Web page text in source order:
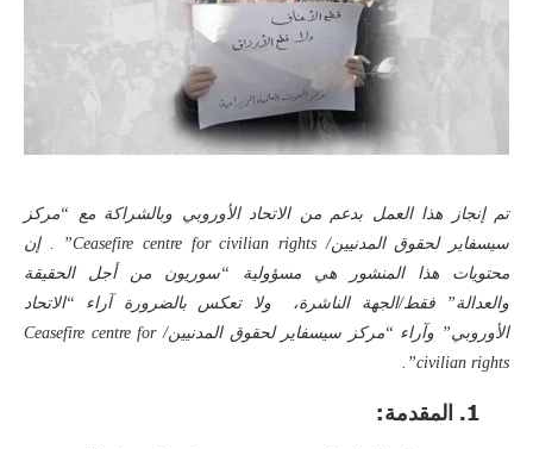
تم إنجاز هذا العمل بدعم من الاتحاد الأوروبي وبالشراكة مع “مركز
سيسفاير لحقوق المدنيين/ Ceasefire centre for civilian rights” . إن
محتويات هذا المنشور هي مسؤولية “سوريون من أجل الحقيقة
والعدالة” فقط/الجهة الناشرة، ولا تعكس بالضرورة آراء “الاتحاد
الأوروبي” وآراء “مركز سيسفاير لحقوق المدنيين/Ceasefire centre for
civilian rights
”.